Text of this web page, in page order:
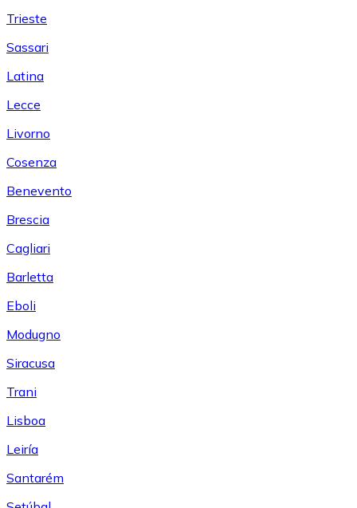
Trieste
Sassari
Latina
Lecce
Livorno
Cosenza
Benevento
Brescia
Cagliari
Barletta
Eboli
Modugno
Siracusa
Trani
Lisboa
Leiría
Santarém